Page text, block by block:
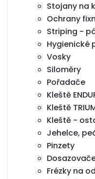
Stojany na
Ochrany
Striping -
Hygienické
Vosky
Siloměry
Pořadače
Kleště
Kleště
Kleště -
Jehelce,
Pinzety
Frézky na